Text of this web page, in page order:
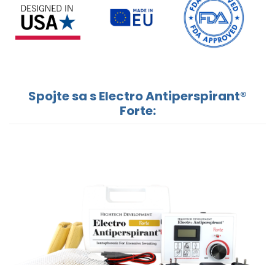
Spojte sa s Electro Antiperspirant®
Forte: